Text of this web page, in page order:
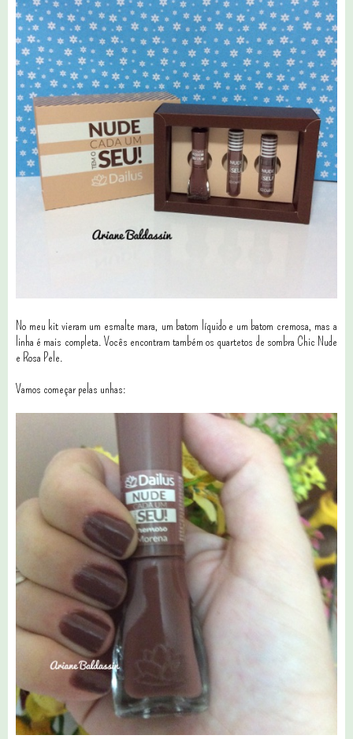
No meu kit vieram um esmalte mara, um batom líquido e um batom cremosa, mas a
linha é mais completa. Vocês encontram também os quartetos de sombra Chic Nude
e Rosa Pele.
Vamos começar pelas unhas: